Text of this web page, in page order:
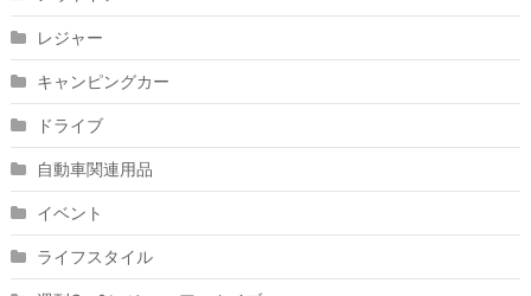
レジャー
キャンピングカー
ドライブ
自動車関連用品
イベント
ライフスタイル